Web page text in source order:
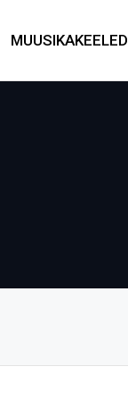
MUUSIKAKEELED